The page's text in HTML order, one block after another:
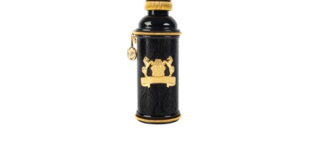
ADD TO CART